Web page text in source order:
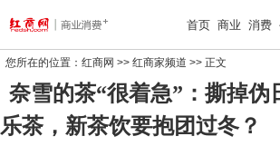
首页 商业 消费
您所在的位置： 红商网 >> 红商家频道 >> 正文
奈雪的茶“很着急”：撕掉伪
乐茶，新茶饮要抱团过冬？